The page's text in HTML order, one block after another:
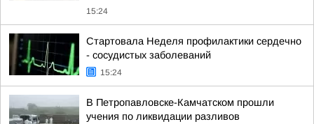
15:24
Стартовала Неделя профилактики сердечно
- сосудистых заболеваний
15:24
В Петропавловске-Камчатском прошли
учения по ликвидации разливов